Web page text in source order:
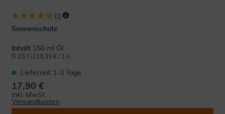
(1 )
Sonnenschutz
Inhalt 150 ml Öl
0.15 l
(119,33 € / 1 l)
Lieferzeit 1-3 Tage
17,90 €
inkl. MwSt.
Versandkosten